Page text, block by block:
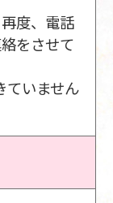
度、電話
をさせて
ていません